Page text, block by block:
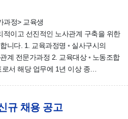
과정> 교육생
적이고 선진적인 노사관계 구축을 위한
니다. 1. 교육과정명 ◦ 실사구시의
계 전문가과정 2. 교육대상 ◦ 노동조합
서 해당 업무에 1년 이상 종…
규 채용 공고